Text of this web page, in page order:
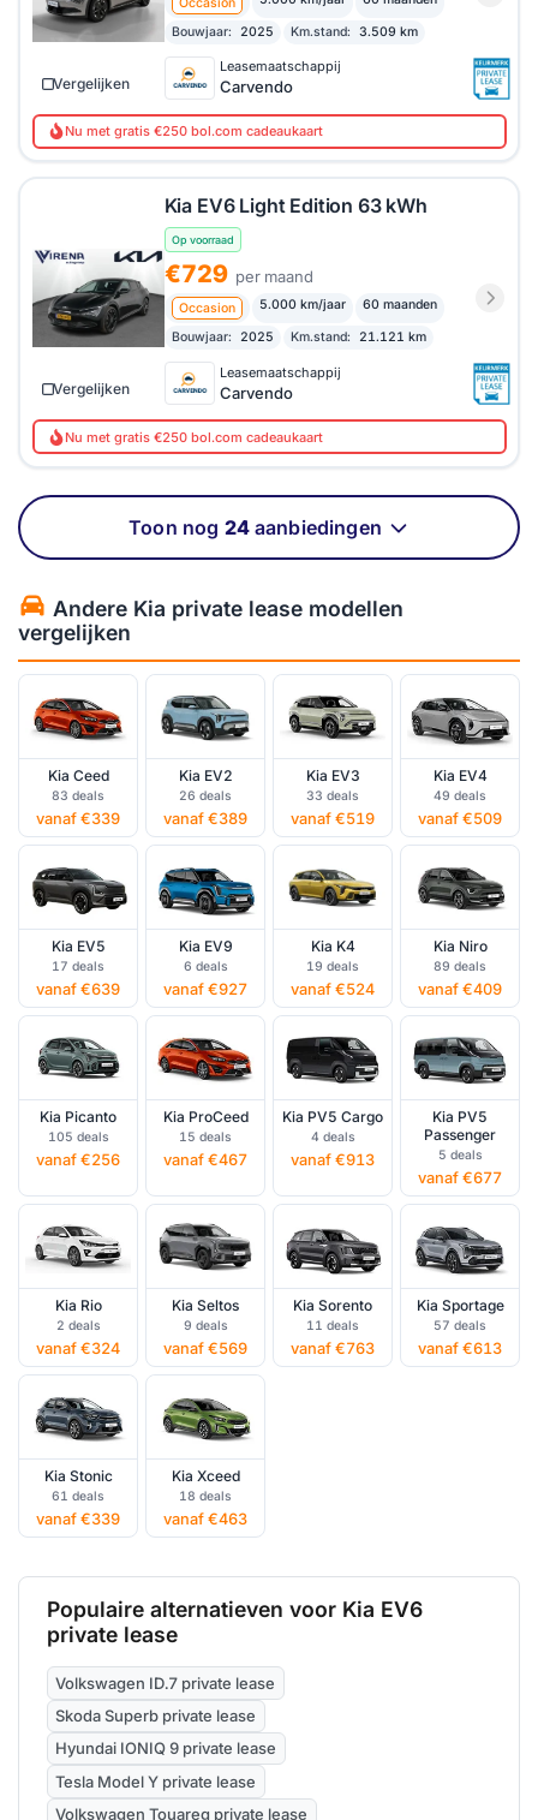
Bouwjaar: 2025 Km.stand: 3.509 km
Leasemaatschappij
Carvendo
Vergelijken
Nu met gratis €250 bol.com cadeaukaart
Kia EV6 Light Edition 63 kWh
Op voorraad
€729 per maand
Occasion 5.000 km/jaar 60 maanden
Bouwjaar: 2025 Km.stand: 21.121 km
Leasemaatschappij
Carvendo
Vergelijken
Nu met gratis €250 bol.com cadeaukaart
Toon nog 24aanbiedingen
Andere Kia private lease modellen
vergelijken
Kia Ceed
83 deals
vanaf €339
Kia EV2
26 deals
vanaf €389
Kia EV3
33 deals
vanaf €519
Kia EV4
49 deals
vanaf €509
Kia EV5
17 deals
vanaf €639
Kia EV9
6 deals
vanaf €927
Kia K4
19 deals
vanaf €524
Kia Niro
89 deals
vanaf €409
Kia Picanto
105 deals
vanaf €256
Kia ProCeed
15 deals
vanaf €467
Kia PV5 Cargo
4 deals
vanaf €913
Kia PV5
Passenger
5 deals
vanaf €677
Kia Rio
2 deals
vanaf €324
Kia Seltos
9 deals
vanaf €569
Kia Sorento
11 deals
vanaf €763
Kia Sportage
57 deals
vanaf €613
Kia Stonic
61 deals
vanaf €339
Kia Xceed
18 deals
vanaf €463
Populaire alternatieven voor Kia EV6
private lease
Volkswagen ID.7 private lease
Skoda Superb private lease
Hyundai IONIQ 9 private lease
Tesla Model Y private lease
Volkswagen Touareg private lease